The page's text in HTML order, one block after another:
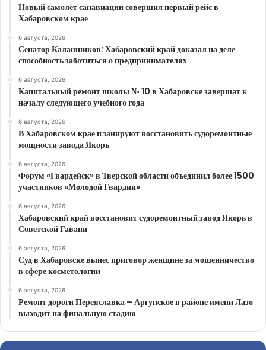
Новый самолёт санавиации совершил первый рейс в
Хабаровском крае
6 августа, 2026
Сенатор Калашников: Хабаровский край доказал на деле
способность заботиться о предпринимателях
6 августа, 2026
Капитальный ремонт школы № 10 в Хабаровске завершат к
началу следующего учебного года
6 августа, 2026
В Хабаровском крае планируют восстановить судоремонтные
мощности завода Якорь
6 августа, 2026
Форум «Гвардейск» в Тверской области объединил более 1500
участников «Молодой Гвардии»
6 августа, 2026
Хабаровский край восстановит судоремонтный завод Якорь в
Советской Гавани
6 августа, 2026
Суд в Хабаровске вынес приговор женщине за мошенничество
в сфере косметологии
6 августа, 2026
Ремонт дороги Переяславка – Аргунское в районе имени Лазо
выходит на финальную стадию